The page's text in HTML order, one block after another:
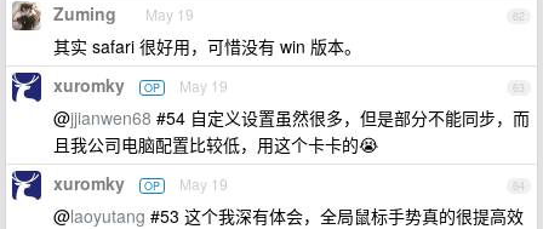
62
Zuming May 19
其实 safari 很好用，可惜没有 win 版本。
63
xuromky OP May 19
@jjianwen68 #54 自定义设置虽然很多，但是部分不能同步，而
且我公司电脑配置比较低，用这个卡卡的😭
64
xuromky OP May 19
@laoyutang #53 这个我深有体会，全局鼠标手势真的很提高效